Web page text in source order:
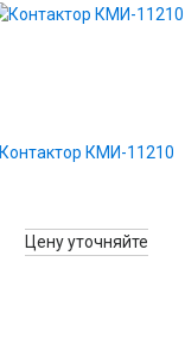
Контактор КМИ-11210
Цену уточняйте